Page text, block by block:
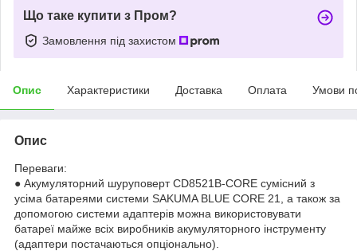
Що таке купити з Пром?
Замовлення під захистом
Опис Характеристики Доставка Оплата Умови
Опис
Переваги:
● Акумуляторний шуруповерт CD8521B-CORE сумісний з
усіма батареями системи SAKUMA BLUE CORE 21, а також за
допомогою системи адаптерів можна використовувати
батареї майже всіх виробників акумуляторного інструменту
(адаптери постачаються опціонально).